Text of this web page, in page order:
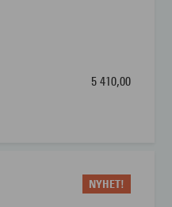
55 mm
5 410,00
NYHET!